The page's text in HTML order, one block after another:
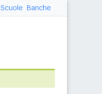
Scuole Banche